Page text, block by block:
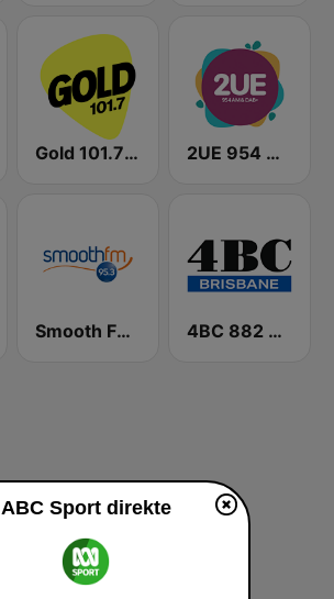
Gold 101.7 FM 2UE 954 AM
Smooth FM 95.3 Sydney 4BC 882 Brisbane
ABC Sport direkte